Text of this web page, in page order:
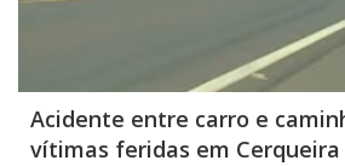
Acidente entre carro e
vítimas feridas em Cerqueira